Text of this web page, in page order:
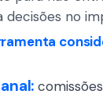
decisões no